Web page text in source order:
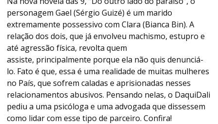
personagem Gael (Sérgio Guizé) é um marido
extremamente possessivo com Clara (Bianca Bin). A
relação dos dois, que já envolveu machismo, estupro e
até agressão física, revolta quem
assiste, principalmente porque ela não quis denunciá-
lo. Fato é que, essa é uma realidade de muitas mulheres
no País, que sofrem caladas e aprisionadas nesses
relacionamentos abusivos. Pensando nelas, o DaquiDali
pediu a uma psicóloga e uma advogada que dissessem
como lidar com esse tipo de parceiro. Confira!